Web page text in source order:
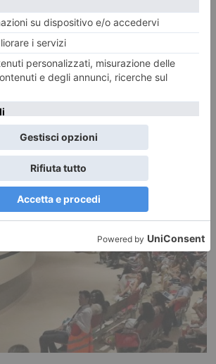
COMPIE 50 ANNI, INREGALO CHIEDE
solidale’ di Cristiano Bilucaglia, il mecenate
luce